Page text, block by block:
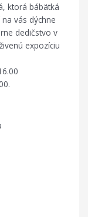
ktorá bábätká
vás dýchne
dedičstvo v
expozíciu